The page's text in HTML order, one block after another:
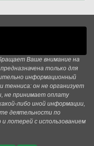
Ваше внимание на
только для
информационный
тенниса: он не организует
не принимает оплату
либо иной информации,
деятельности по
лотерей с использованием